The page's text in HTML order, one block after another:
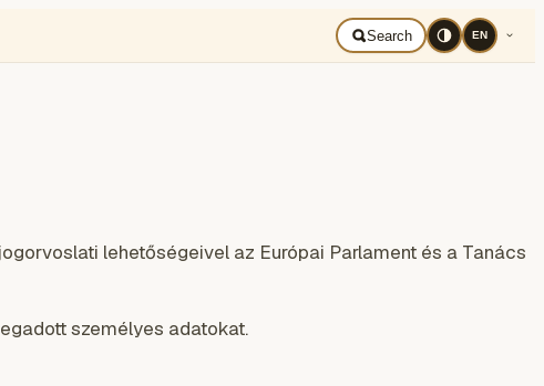
Search EN
lehetőségeivel az Európai Parlament és a Tanács
személyes adatokat.